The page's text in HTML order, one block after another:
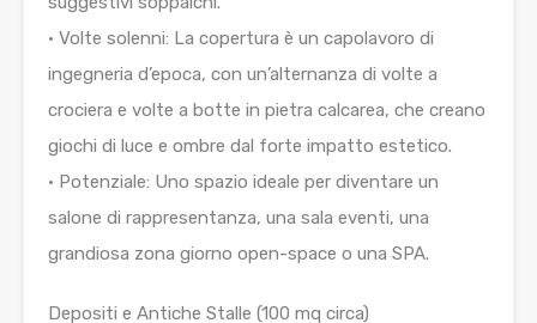
• Volte solenni: La copertura è un capolavoro di
ingegneria d’epoca, con un’alternanza di volte a
crociera e volte a botte in pietra calcarea, che creano
giochi di luce e ombre dal forte impatto estetico.
• Potenziale: Uno spazio ideale per diventare un
salone di rappresentanza, una sala eventi, una
grandiosa zona giorno open-space o una SPA.
Depositi e Antiche Stalle (100 mq circa)